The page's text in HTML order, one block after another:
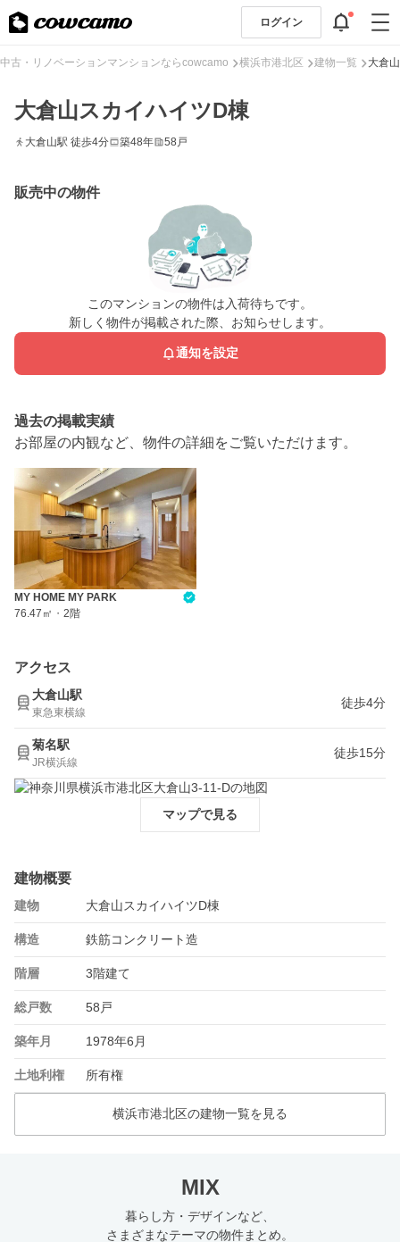
ログイン
中古・リノベーションマンションならcowcamo 横浜市港北区 建物一覧 大倉
大倉山スカイハイツD棟
大倉山駅 徒歩4分 築48年 58戸
販売中の物件
このマンションの物件は入荷待ちです。
新しく物件が掲載された際、お知らせします。
通知を設定
過去の掲載実績
お部屋の内観など、物件の詳細をご覧いただけます。
MY HOME MY PARK
76.47㎡ ・ 2階
アクセス
大倉山駅
東急東横線
徒歩4分
菊名駅
JR横浜線
徒歩15分
マップで見る
建物概要
建物 大倉山スカイハイツD棟
構造 鉄筋コンクリート造
階層 3階建て
総戸数 58戸
築年月 1978年6月
土地利権 所有権
横浜市港北区の建物一覧を見る
MIX
暮らし方・デザインなど、
さまざまなテーマの物件まとめ。